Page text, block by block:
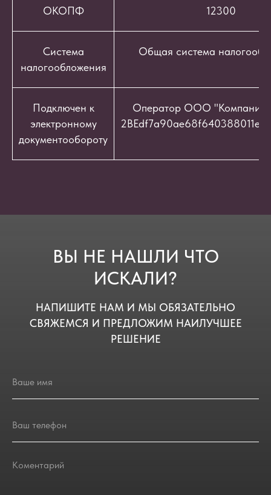
ОКОПФ 12300
Система
налогообложения
Общая система
Подключен к
электронному
документообороту
Оператор ООО "Компания
ВЫ НЕ НАШЛИ ЧТО
ИСКАЛИ?
НАПИШИТЕ НАМ И МЫ ОБЯЗАТЕЛЬНО
СВЯЖЕМСЯ И ПРЕДЛОЖИМ НАИЛУЧШЕЕ
РЕШЕНИЕ